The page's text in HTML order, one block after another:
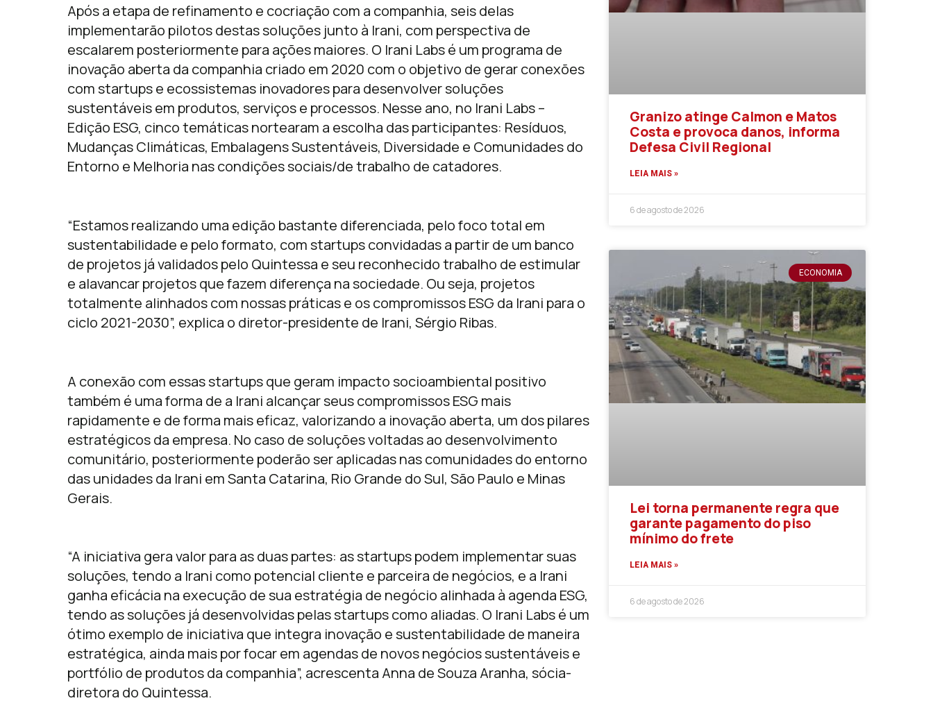
Após a etapa de refinamento e cocriação com a companhia, seis delas
implementarão pilotos destas soluções junto à Irani, com perspectiva de
escalarem posteriormente para ações maiores. O Irani Labs é um programa de
inovação aberta da companhia criado em 2020 com o objetivo de gerar conexões
com startups e ecossistemas inovadores para desenvolver soluções
sustentáveis em produtos, serviços e processos. Nesse ano, no Irani Labs –
Edição ESG, cinco temáticas nortearam a escolha das participantes: Resíduos,
Mudanças Climáticas, Embalagens Sustentáveis, Diversidade e Comunidades do
Entorno e Melhoria nas condições sociais/de trabalho de catadores.
“Estamos realizando uma edição bastante diferenciada, pelo foco total em
sustentabilidade e pelo formato, com startups convidadas a partir de um banco
de projetos já validados pelo Quintessa e seu reconhecido trabalho de estimular
e alavancar projetos que fazem diferença na sociedade. Ou seja, projetos
totalmente alinhados com nossas práticas e os compromissos ESG da Irani para o
ciclo 2021-2030”, explica o diretor-presidente de Irani, Sérgio Ribas.
A conexão com essas startups que geram impacto socioambiental positivo
também é uma forma de a Irani alcançar seus compromissos ESG mais
rapidamente e de forma mais eficaz, valorizando a inovação aberta, um dos pilares
estratégicos da empresa. No caso de soluções voltadas ao desenvolvimento
comunitário, posteriormente poderão ser aplicadas nas comunidades do entorno
das unidades da Irani em Santa Catarina, Rio Grande do Sul, São Paulo e Minas
Gerais.
“A iniciativa gera valor para as duas partes: as startups podem implementar suas
soluções, tendo a Irani como potencial cliente e parceira de negócios, e a Irani
ganha eficácia na execução de sua estratégia de negócio alinhada à agenda ESG,
tendo as soluções já desenvolvidas pelas startups como aliadas. O Irani Labs é um
ótimo exemplo de iniciativa que integra inovação e sustentabilidade de maneira
estratégica, ainda mais por focar em agendas de novos negócios sustentáveis e
portfólio de produtos da companhia”, acrescenta Anna de Souza Aranha, sócia-
diretora do Quintessa.
Granizo atinge Calmon e Matos
Costa e provoca danos, informa
Defesa Civil Regional
LEIA MAIS »
6 de agosto de 2026
ECONOMIA
Lei torna permanente regra que
garante pagamento do piso
mínimo do frete
LEIA MAIS »
6 de agosto de 2026